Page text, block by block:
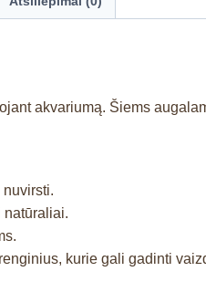
akvariumą. Šiems
natūraliai.
kurie gali gadinti